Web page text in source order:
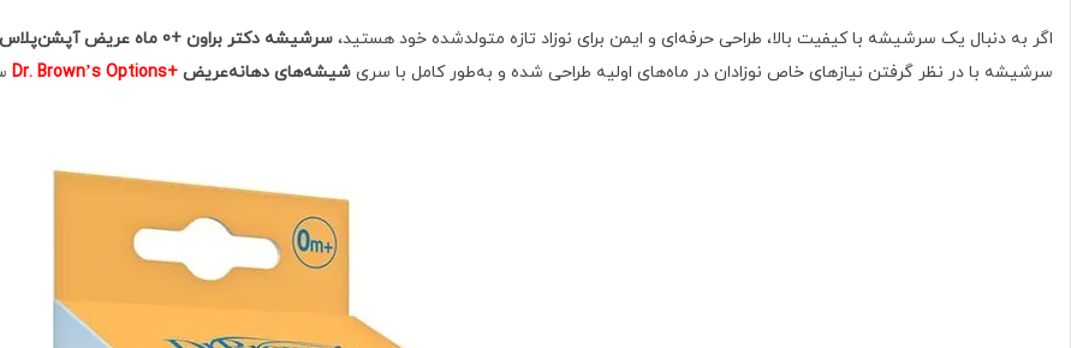
اگر به دنبال یک سرشیشه با کیفیت بالا، طراحی حرفه‌ای و ایمن برای نوزاد تازه متولدشده خود هستید، سرشیشه دکتر براون +0 ماه عریض آپشن‌پلاس WN0201-INTLX
سرشیشه با در نظر گرفتن نیازهای خاص نوزادان در ماه‌های اولیه طراحی شده و به‌طور کامل با سری شیشه‌های دهانه‌عریض +Dr. Brown’s Options